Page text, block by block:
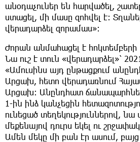
անօդաչուներ են հարվածել,
ստացել, մի մասը զոհվել է։
վերադարձել զորամաս»։
Ժորան անմահացել է հոկտեմբերի
Նա ուշ է տուն «վերադարձել»՝
«Ամուսինս այդ ընթացքում
Արցախ, հետո վերադառնում
Արցախ։ Անընդհատ
1-ին ինձ կանչեցին
ունեցած տեղեկություններով, նա
մեքենայով դուրս եկել ու
Ամեն մեկը մի բան էր ասում,